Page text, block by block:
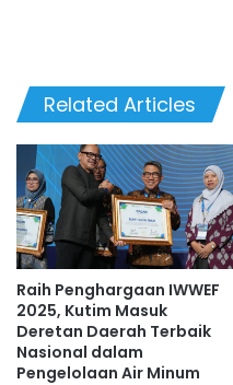
Related Articles
Raih Penghargaan IWWEF
2025, Kutim Masuk
Deretan Daerah Terbaik
Nasional dalam
Pengelolaan Air Minum